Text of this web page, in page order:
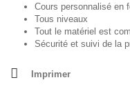
Cours personnalisé en
Tous niveaux
Tout le matériel est
Sécurité et suivi de la
Imprimer